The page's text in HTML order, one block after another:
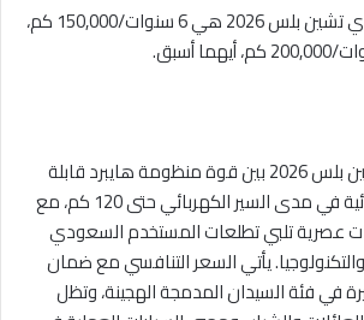
فترة ضمان بي واي دي تشين بلس 2026 هي 6 سنوات/150,000 كم،
تجمع بي واي دي تشين بلس 2026 بين قوة منظومة هايبرد قابلة
للشحن وكفاءة استثنائية في مدى السير الكهربائي حتى 120 كم، مع
عصرية تلبي تطلعات المستخدم السعودي
يأتي السعر التنافسي مع ضمان
في فئة السيدان المدمجة الهجينة، وتظل